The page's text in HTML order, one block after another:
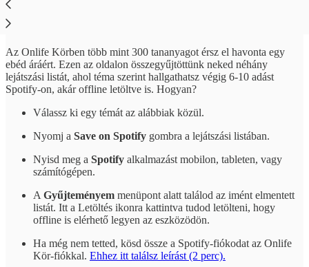
Az Onlife Körben több mint 300 tananyagot érsz el havonta egy
ebéd áráért. Ezen az oldalon összegyűjtöttünk neked néhány
lejátszási listát, ahol téma szerint hallgathatsz végig 6-10 adást
Spotify-on, akár offline letöltve is. Hogyan?
Válassz ki egy témát az alábbiak közül.
Nyomj a Save on Spotify gombra a lejátszási listában.
Nyisd meg a Spotify alkalmazást mobilon, tableten, vagy
számítógépen.
A Gyűjteményem menüpont alatt találod az imént elmentett
listát. Itt a Letöltés ikonra kattintva tudod letölteni, hogy
offline is elérhető legyen az eszközödön.
Ha még nem tetted, kösd össze a Spotify-fiókodat az Onlife
Kör-fiókkal. Ehhez itt találsz leírást (2 perc).